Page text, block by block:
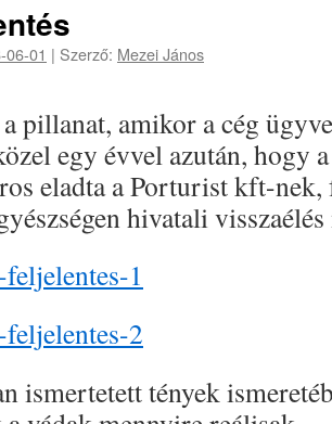
06-01 | Szerző: Mezei János
pillanat, amikor a cég
egy évvel azután, hogy
eladta a Porturist kft-
hivatali
1
2
ismertetett tények